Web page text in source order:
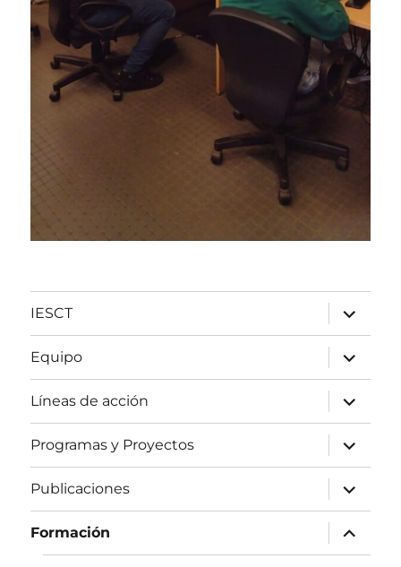
IESCT
expande
el
menú
inferior
Equipo
expande
el
menú
inferior
Líneas de acción
expande
el
menú
inferior
Programas y Proyectos
expande
el
menú
inferior
Publicaciones
expande
el
menú
inferior
Formación
expande
el
menú